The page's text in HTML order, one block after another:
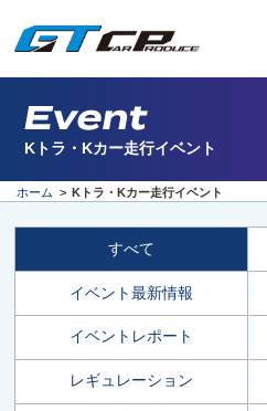
Event
Kトラ・Kカー走行イベント
ホーム > Kトラ・Kカー走行イベント
すべて
イベント最新情報
イベントレポート
レギュレーション